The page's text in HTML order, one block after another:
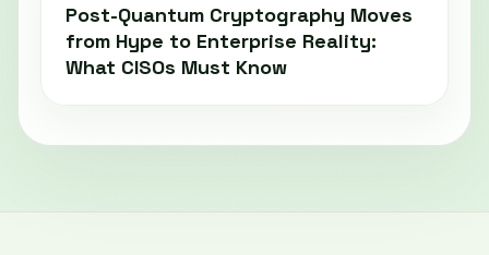
Post-Quantum Cryptography Moves
from Hype to Enterprise Reality:
What CISOs Must Know